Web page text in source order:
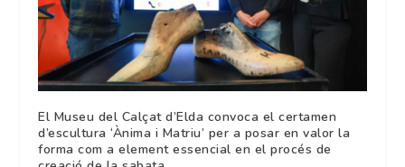
El Museu del Calçat d’Elda convoca el certamen
d’escultura ‘Ànima i Matriu’ per a posar en valor la
forma com a element essencial en el procés de